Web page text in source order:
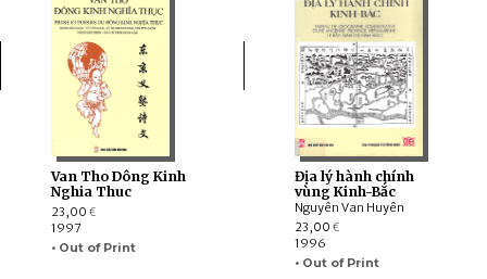
Van Tho Dông Kinh
Nghia Thuc
23,00 €
1997
• Out of Print
Địa lý hành chính
vùng Kinh-Bắc
Nguyên Van Huyên
23,00 €
1996
• Out of Print